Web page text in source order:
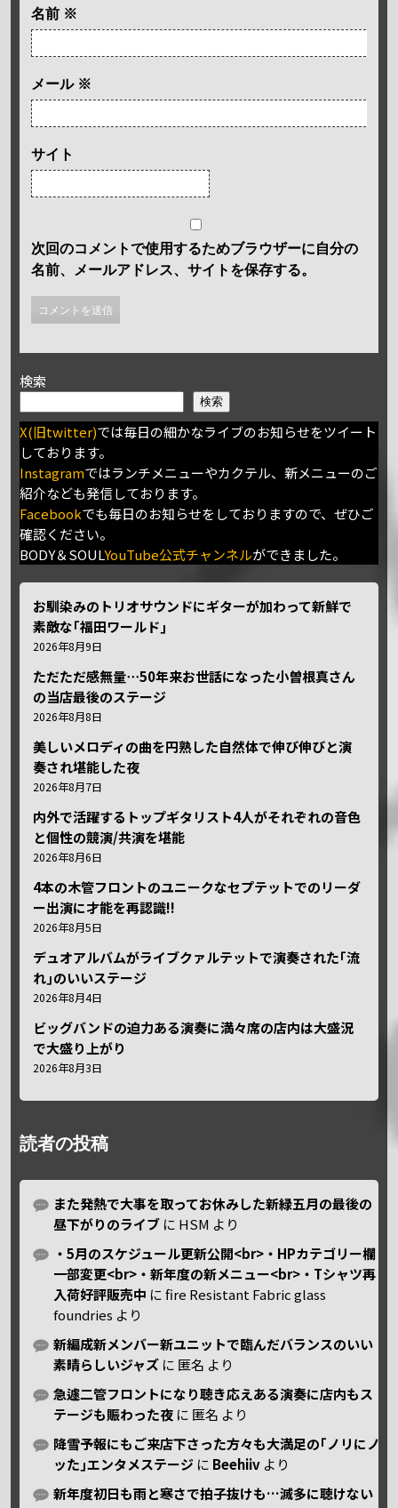
名前 ※
メール ※
サイト
次回のコメントで使用するためブラウザーに自分の
名前、メールアドレス、サイトを保存する。
検索
検索
X(旧twitter)では毎日の細かなライブのお知らせをツイート
しております。
Instagramではランチメニューやカクテル、新メニューのご
紹介なども発信しております。
Facebookでも毎日のお知らせをしておりますので、ぜひご
確認ください。
BODY＆SOULYouTube公式チャンネルができました。
お馴染みのトリオサウンドにギターが加わって新鮮で
素敵な｢福田ワールド｣
2026年8月9日
ただただ感無量⋯50年来お世話になった小曽根真さん
の当店最後のステージ
2026年8月8日
美しいメロディの曲を円熟した自然体で伸び伸びと演
奏され堪能した夜
2026年8月7日
内外で活躍するトップギタリスト4人がそれぞれの音色
と個性の競演/共演を堪能
2026年8月6日
4本の木管フロントのユニークなセプテットでのリーダ
ー出演に才能を再認識!!
2026年8月5日
デュオアルバムがライブクァルテットで演奏された｢流
れ｣のいいステージ
2026年8月4日
ビッグバンドの迫力ある演奏に満々席の店内は大盛況
で大盛り上がり
2026年8月3日
読者の投稿
また発熱で大事を取ってお休みした新緑五月の最後の
昼下がりのライブ に HSM より
・5月のスケジュール更新公開<br>・HPカテゴリー欄
一部変更<br>・新年度の新メニュー<br>・Tシャツ再
入荷好評販売中 にfire Resistant Fabric glass
foundries より
新編成新メンバー新ユニットで臨んだバランスのいい
素晴らしいジャズ に 匿名 より
急遽二管フロントになり聴き応えある演奏に店内もス
テージも賑わった夜 に 匿名 より
降雪予報にもご来店下さった方々も大満足の｢ノリにノ
ッた｣エンタメステージ に Beehiiv より
新年度初日も雨と寒さで拍子抜けも…滅多に聴けない